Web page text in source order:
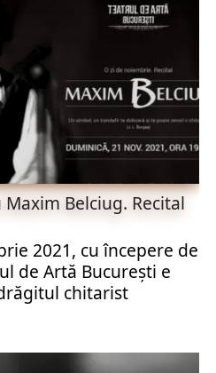
Belciug. Recital
2021, cu începere de
de Artă București e
chitarist